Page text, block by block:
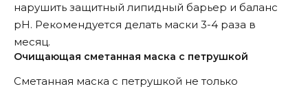
нарушить защитный липидный барьер и баланс
pH. Рекомендуется делать маски 3-4 раза в
месяц.
Очищающая сметанная маска с петрушкой
Сметанная маска с петрушкой не только